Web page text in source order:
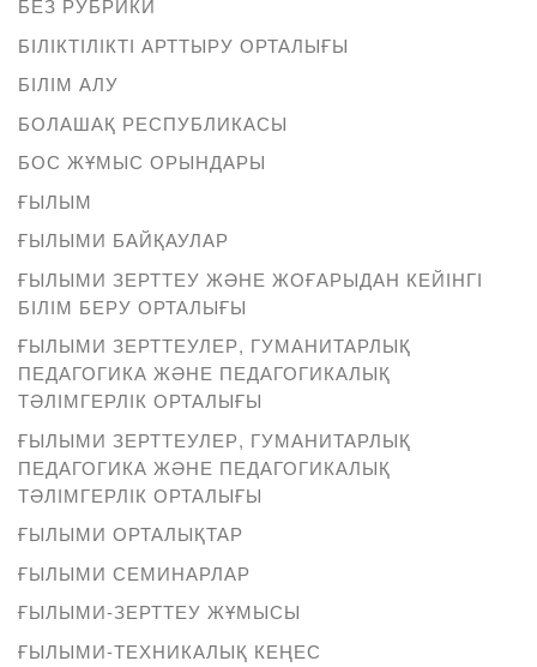
БЕЗ РУБРИКИ
БІЛІКТІЛІКТІ АРТТЫРУ ОРТАЛЫҒЫ
БІЛІМ АЛУ
БОЛАШАҚ РЕСПУБЛИКАСЫ
БОС ЖҰМЫС ОРЫНДАРЫ
ҒЫЛЫМ
ҒЫЛЫМИ БАЙҚАУЛАР
ҒЫЛЫМИ ЗЕРТТЕУ ЖӘНЕ ЖОҒАРЫДАН КЕЙІНГІ
БІЛІМ БЕРУ ОРТАЛЫҒЫ
ҒЫЛЫМИ ЗЕРТТЕУЛЕР, ГУМАНИТАРЛЫҚ
ПЕДАГОГИКА ЖӘНЕ ПЕДАГОГИКАЛЫҚ
ТӘЛІМГЕРЛІК ОРТАЛЫҒЫ
ҒЫЛЫМИ ЗЕРТТЕУЛЕР, ГУМАНИТАРЛЫҚ
ПЕДАГОГИКА ЖӘНЕ ПЕДАГОГИКАЛЫҚ
ТӘЛІМГЕРЛІК ОРТАЛЫҒЫ
ҒЫЛЫМИ ОРТАЛЫҚТАР
ҒЫЛЫМИ СЕМИНАРЛАР
ҒЫЛЫМИ-ЗЕРТТЕУ ЖҰМЫСЫ
ҒЫЛЫМИ-ТЕХНИКАЛЫҚ КЕҢЕС